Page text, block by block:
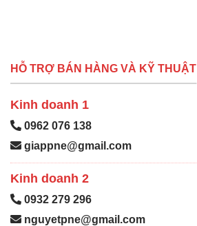
HỖ TRỢ BÁN HÀNG VÀ KỸ THUẬT
Kinh doanh 1
0962 076 138
giappne@gmail.com
Kinh doanh 2
0932 279 296
nguyetpne@gmail.com